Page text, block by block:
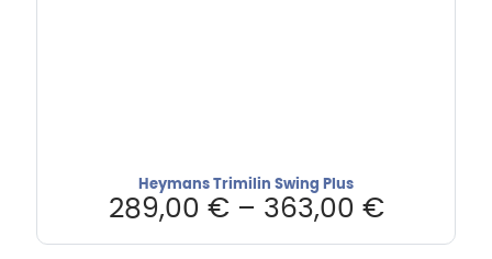
Heymans Trimilin Swing Plus
289,00 €– 363,00 €